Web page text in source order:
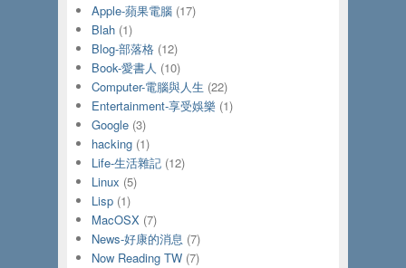
Apple-蘋果電腦(17)
Blah(1)
Blog-部落格(12)
Book-愛書人 (10)
Computer-電腦與人生 (22)
Entertainment-享受娛樂 (1)
Google(3)
hacking(1)
Life-生活雜記(12)
Linux (5)
Lisp(1)
MacOSX(7)
News-好康的消息 (7)
Now Reading TW(7)